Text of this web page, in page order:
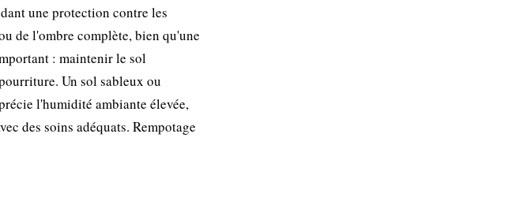
une protection contre les
de l'ombre complète, bien qu'une
: maintenir le sol
Un sol sableux ou
l'humidité ambiante élevée,
des soins adéquats. Rempotage